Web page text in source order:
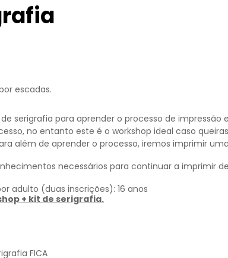
escadas.
serigrafia para aprender o processo de
no entanto este é o workshop ideal caso
além de aprender o processo, iremos imprimir
necessários para continuar a imprimir
adulto (duas inscrições): 16 anos
+ kit de serigrafia.
FICA